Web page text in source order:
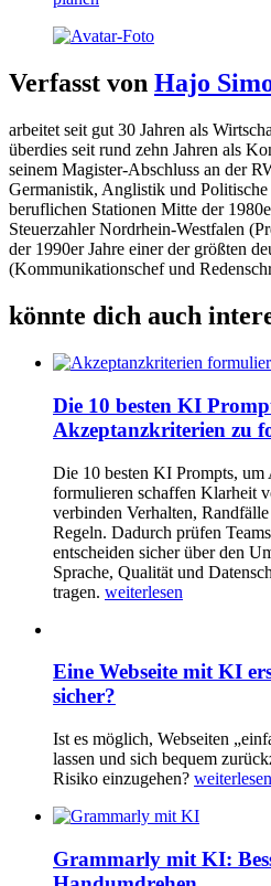
Verfasst von Hajo
arbeitet seit gut 30 Jahren als
überdies seit rund zehn Jahren als
seinem Magister-Abschluss an der
Germanistik, Anglistik und Politische
beruflichen Stationen Mitte der
Steuerzahler Nordrhein-Westfalen
der 1990er Jahre einer der größten
(Kommunikationschef und
könnte dich auch
Die 10 besten KI
Akzeptanzkriterien zu
Die 10 besten KI Prompts, um
formulieren schaffen Klarheit
verbinden Verhalten,
Regeln. Dadurch prüfen
entscheiden sicher über den
Sprache, Qualität und
tragen. weiterlesen
Eine Webseite mit KI
sicher?
Ist es möglich, Webseiten
lassen und sich bequem
Risiko einzugehen? weiterlesen
Grammarly mit KI: